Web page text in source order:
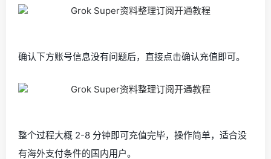
确认下方账号信息没有问题后，直接点击确认充值即可。
整个过程大概 2-8 分钟即可充值完毕，操作简单，适合没
有海外支付条件的国内用户。